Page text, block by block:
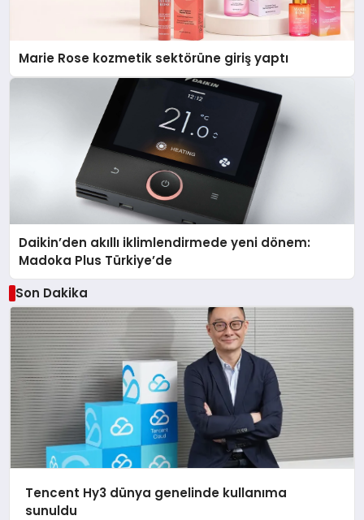
Marie Rose kozmetik sektörüne giriş yaptı
Daikin’den akıllı iklimlendirmede yeni dönem:
Madoka Plus Türkiye’de
Son Dakika
Tencent Hy3 dünya genelinde kullanıma
sunuldu